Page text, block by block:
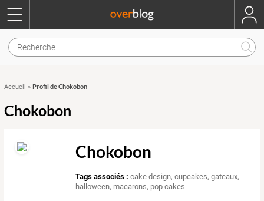
Accueil » Profil de Chokobon
Chokobon
Chokobon
Tags associés : cake design,cupcakes,gateaux,
halloween, macarons, pop cakes